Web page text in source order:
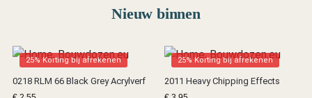
Nieuw binnen
25% Korting bij afrekenen
0218 RLM 66 Black Grey Acrylverf
25% Korting bij afrekenen
2011 Heavy Chipping Effects